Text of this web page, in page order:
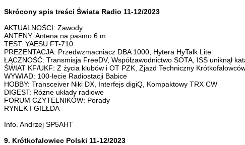
Skrócony spis treści Świata Radio 11-12/2023
AKTUALNOŚCI: Zawody
ANTENY: Antena na pasmo 6 m
TEST: YAESU FT-710
PREZENTACJA: Przedwzmacniacz DBA 1000, Hytera HyTalk Lite
ŁĄCZNOŚĆ: Transmisja FreeDV, Współzawodnictwo SOTA, ISS uniknął
ŚWIAT KF/UKF: Z życia klubów i OT PZK, Zjazd Techniczny
WYWIAD: 100-lecie Radiostacji Babice
HOBBY: Transceiver Niki DX, Interfejs digiQ, Kompaktowy TRX CW
DIGEST: Różne układy radiowe
FORUM CZYTELNIKÓW: Porady
RYNEK I GIEŁDA
Info. Andrzej SP5AHT
9. Krótkofalowiec Polski 11-12/2023